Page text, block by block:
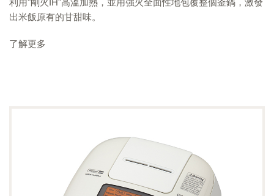
利用"剛火IH"高溫加熱，並用強火全面性地包覆整個釜鍋，激發
出米飯原有的甘甜味。
了解更多